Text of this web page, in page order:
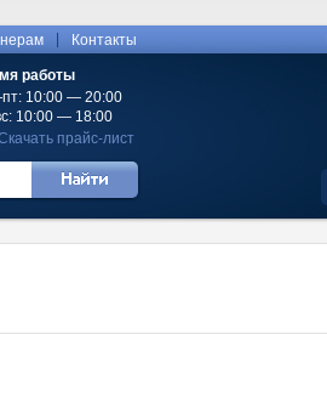
Контакты
работы
10:00 — 20:00
10:00 — 18:00
прайс-лист